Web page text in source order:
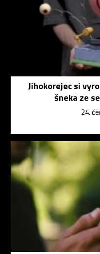
Jihokorejec si
šneka ze
24.